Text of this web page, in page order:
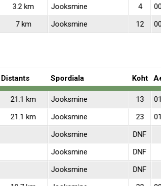
3.2 km Jooksmine 4
7 km Jooksmine 12
Distants Spordiala Koht
21.1 km Jooksmine 13
21.1 km Jooksmine 23
Jooksmine DNF
Jooksmine DNF
Jooksmine DNF